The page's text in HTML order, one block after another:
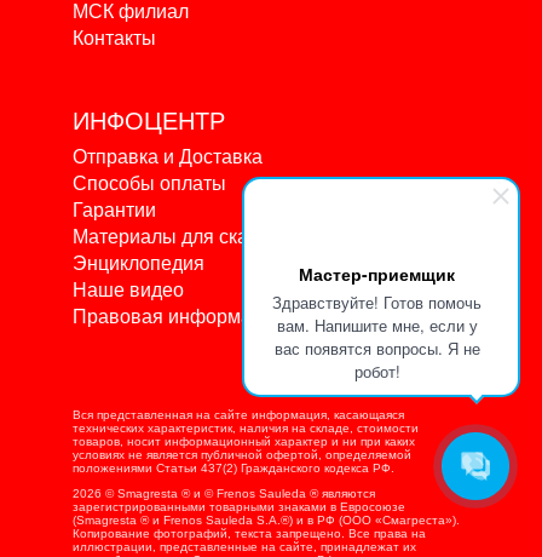
Мастер-приемщик
Здравствуйте! Готов помочь
вам. Напишите мне, если у
вас появятся вопросы. Я не
робот!
МСК филиал
Контакты
ИНФОЦЕНТР
Отправка и Доставка
Способы оплаты
Гарантии
Материалы для скачивания
Энциклопедия
Наше видео
Правовая информация
Вся представленная на сайте информация, касающаяся
технических характеристик, наличия на складе, стоимости
товаров, носит информационный характер и ни при каких
условиях не является публичной офертой, определяемой
положениями Статьи 437(2) Гражданского кодекса РФ.
2026 © Smagresta ® и © Frenos Sauleda ® являются
зарегистрированными товарными знаками в Евросоюзе
(Smagresta ® и Frenos Sauleda S.A.®) и в РФ (ООО «Смагреста»).
Копирование фотографий, текста запрещено. Все права на
иллюстрации, представленные на сайте, принадлежат их